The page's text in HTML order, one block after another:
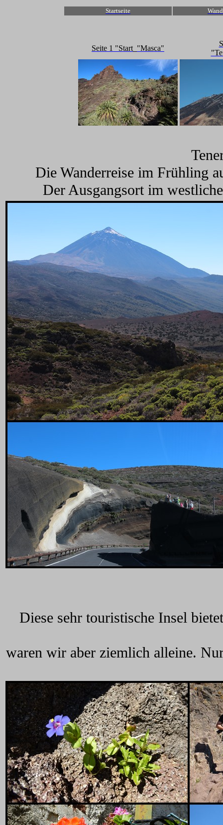
Startseite
Seite 1 "Start_"Masca"
Die Wanderreise im Frühling
Der Ausgangsort im
Diese sehr touristische Insel
waren wir aber ziemlich alleine.